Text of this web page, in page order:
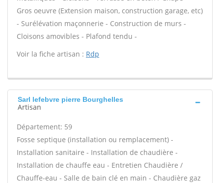
Gros oeuvre (Extension maison, construction garage, etc)
- Surélévation maçonnerie - Construction de murs -
Cloisons amovibles - Plafond tendu -
Voir la fiche artisan : Rdp
Sarl lefebvre pierre Bourghelles
Artisan
Département: 59
Fosse septique (installation ou remplacement) -
Installation sanitaire - Installation de chaudière -
Installation de chauffe eau - Entretien Chaudière /
Chauffe-eau - Salle de bain clé en main - Chaudière gaz